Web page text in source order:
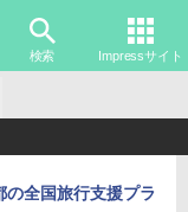
検索 Impressサイト
全国旅行支援プラ